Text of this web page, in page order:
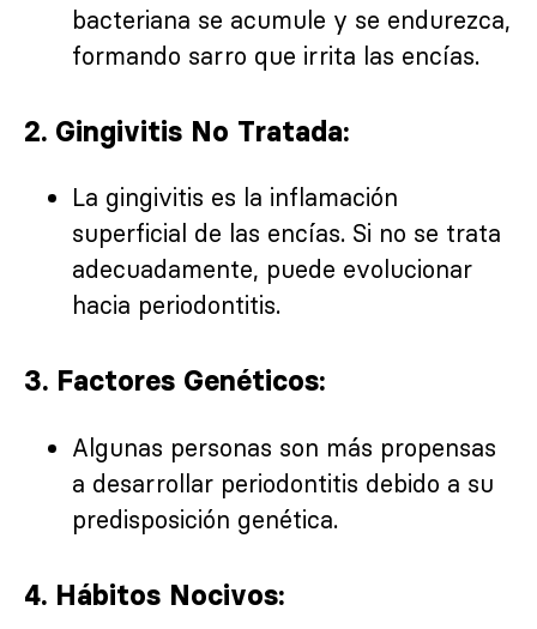
bacteriana se acumule y se endurezca,
formando sarro que irrita las encías.
2. Gingivitis No Tratada:
La gingivitis es la inflamación
superficial de las encías. Si no se trata
adecuadamente, puede evolucionar
hacia periodontitis.
3. Factores Genéticos:
Algunas personas son más propensas
a desarrollar periodontitis debido a su
predisposición genética.
4. Hábitos Nocivos: